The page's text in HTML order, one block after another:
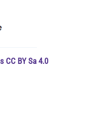
CC BY Sa 4.0